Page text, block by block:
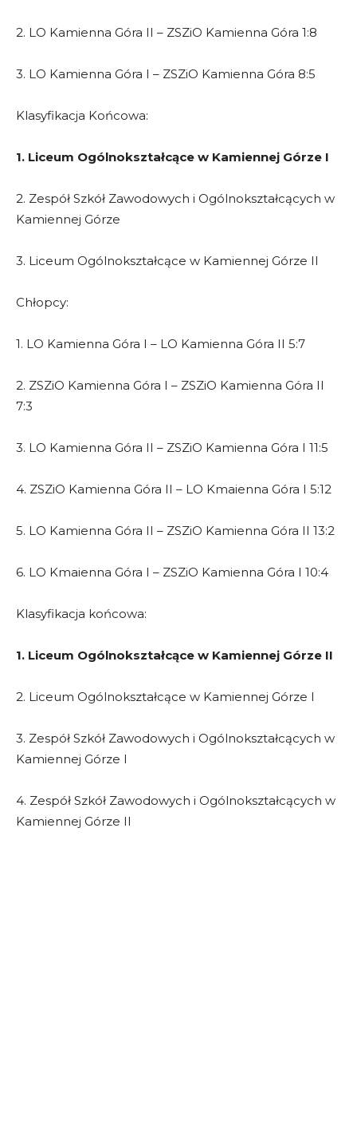
2. LO Kamienna Góra II – ZSZiO Kamienna Góra 1:8
3. LO Kamienna Góra I – ZSZiO Kamienna Góra 8:5
Klasyfikacja Końcowa:
1. Liceum Ogólnokształcące w Kamiennej Górze I
2. Zespół Szkół Zawodowych i Ogólnokształcących w
Kamiennej Górze
3. Liceum Ogólnokształcące w Kamiennej Górze II
Chłopcy:
1. LO Kamienna Góra I – LO Kamienna Góra II 5:7
2. ZSZiO Kamienna Góra I – ZSZiO Kamienna Góra II
7:3
3. LO Kamienna Góra II – ZSZiO Kamienna Góra I 11:5
4. ZSZiO Kamienna Góra II – LO Kmaienna Góra I 5:12
5. LO Kamienna Góra II – ZSZiO Kamienna Góra II 13:2
6. LO Kmaienna Góra I – ZSZiO Kamienna Góra I 10:4
Klasyfikacja końcowa:
1. Liceum Ogólnokształcące w Kamiennej Górze II
2. Liceum Ogólnokształcące w Kamiennej Górze I
3. Zespół Szkół Zawodowych i Ogólnokształcących w
Kamiennej Górze I
4. Zespół Szkół Zawodowych i Ogólnokształcących w
Kamiennej Górze II